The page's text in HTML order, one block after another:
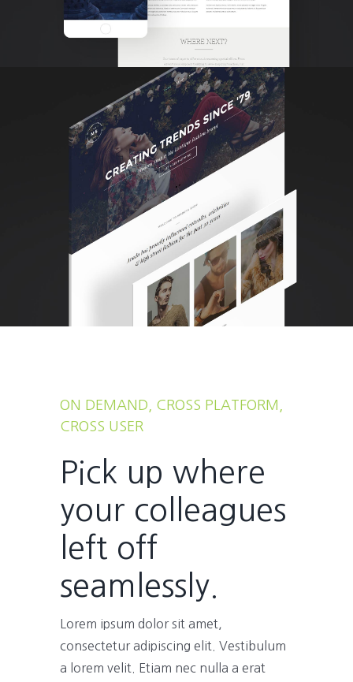
ON DEMAND, CROSS PLATFORM,
CROSS USER
Pick up where
your colleagues
left off
seamlessly.
Lorem ipsum dolor sit amet,
consectetur adipiscing elit. Vestibulum
a lorem velit. Etiam nec nulla a erat